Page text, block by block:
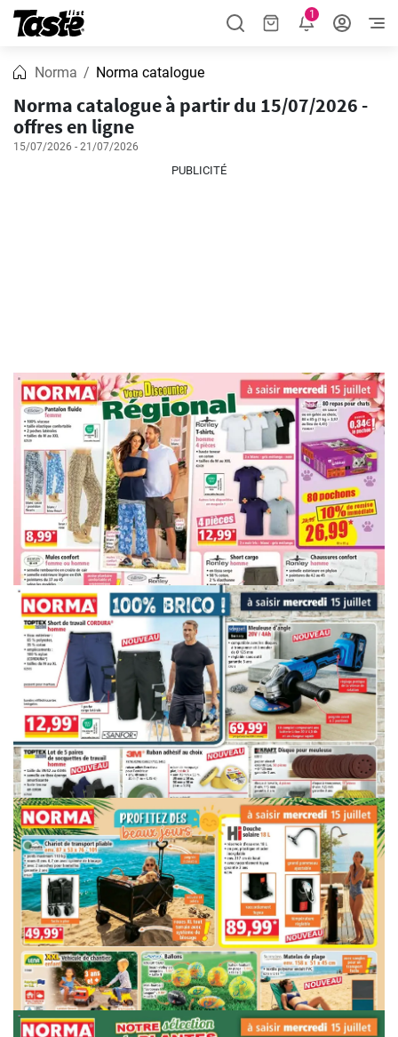
1
Norma Norma catalogue
Norma catalogue à partir du 15/07/2026 -
offres en ligne
15/07/2026 - 21/07/2026
PUBLICITÉ
PUBLICITÉ
PUBLICITÉ
PUBLICITÉ
PUBLICITÉ